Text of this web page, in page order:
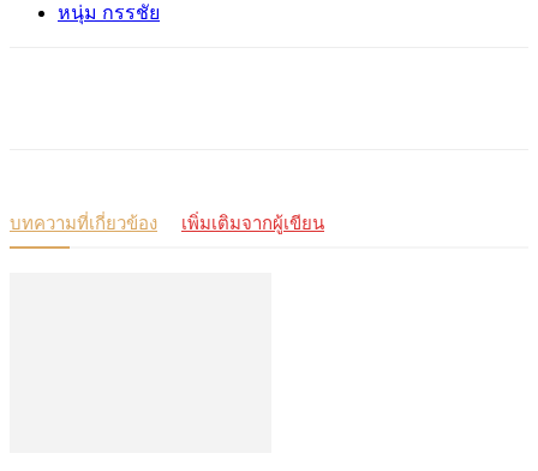
หนุ่ม กรรชัย
บทความที่เกี่ยวข้อง เพิ่มเติมจากผู้เขียน